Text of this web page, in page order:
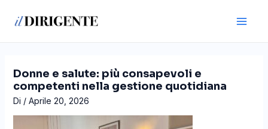
Donne e salute: più consapevoli e
competenti nella gestione quotidiana
Di / Aprile 20, 2026
articoli